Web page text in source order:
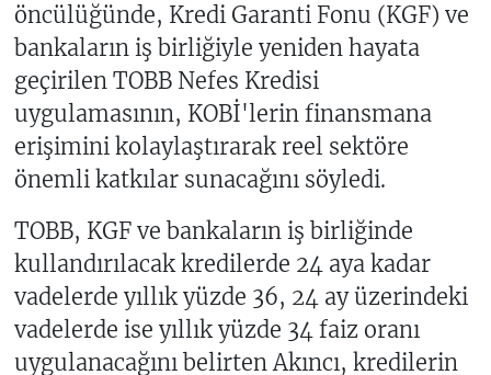
öncülüğünde, Kredi Garanti Fonu (KGF) ve
bankaların iş birliğiyle yeniden hayata
geçirilen TOBB Nefes Kredisi
uygulamasının, KOBİ'lerin finansmana
erişimini kolaylaştırarak reel sektöre
önemli katkılar sunacağını söyledi.
TOBB, KGF ve bankaların iş birliğinde
kullandırılacak kredilerde 24 aya kadar
vadelerde yıllık yüzde 36, 24 ay üzerindeki
vadelerde ise yıllık yüzde 34 faiz oranı
uygulanacağını belirten Akıncı, kredilerin